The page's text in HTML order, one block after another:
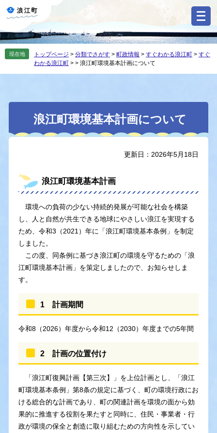
の
先
す
ー
を
し
現在地 トップページ > 分類でさがす > 町政情報 > すぐわかる浪江町 > すぐ
わかる浪江町 > > 浪江町環境基本計画について
本
浪江町環境基本計画について
更新日：2026年5月18日
浪江町環境基本計画
環境への負荷の少ない持続的発展が可能な社会を構築
し、人と自然が共生できる地球にやさしい浪江を実現する
ため、令和3（2021）年に「浪江町環境基本条例」を制定
しました。
この度、同条例に基づき浪江町の環境を守るための「浪
江町環境基本計画」を策定しましたので、お知らせしま
す。
1 計画期間
令和8（2026）年度から令和12（2030）年度までの5年間
2 計画の位置付け
「浪江町復興計画【第三次】」を上位計画とし、「浪江
町環境基本条例」第8条の規定に基づく、町の環境行政にお
ける総合的な計画であり、町の関連計画を環境の面から効
果的に推進する役割を果たすと同時に、住民・事業者・行
政が環境の保全と創造に取り組むための方向性を示してい